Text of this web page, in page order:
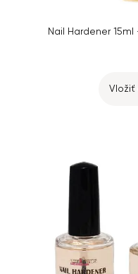
Nail Hardener
Vložiť